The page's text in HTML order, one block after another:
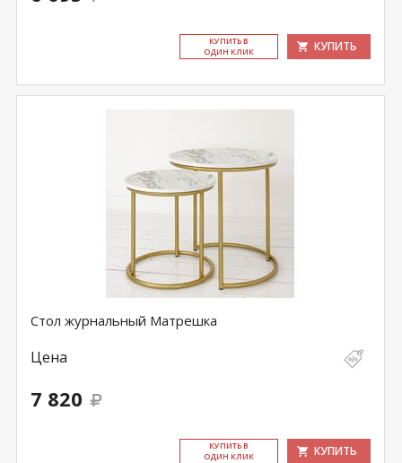
КУ­ПИТЬ В
ОДИН КЛИК
КУПИТЬ
Стол журнальный Матрешка
Цена
7 820
КУ­ПИТЬ В
ОДИН КЛИК
КУПИТЬ